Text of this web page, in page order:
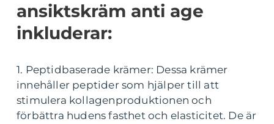
ansiktskräm anti age
inkluderar:
1. Peptidbaserade krämer: Dessa krämer
innehåller peptider som hjälper till att
stimulera kollagenproduktionen och
förbättra hudens fasthet och elasticitet. De är